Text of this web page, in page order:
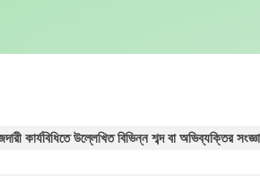
কার্যবিধিতে উল্লেখিত বিভিন্ন শব্দ বা অভিব্যক্তির